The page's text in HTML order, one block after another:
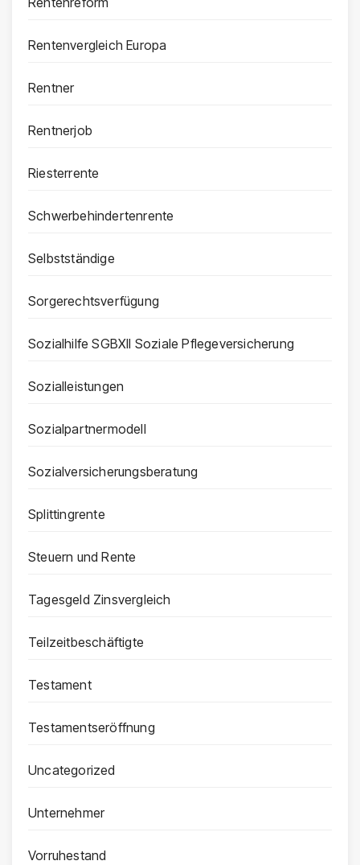
Rentenvergleich Europa
Rentner
Rentnerjob
Riesterrente
Schwerbehindertenrente
Selbstständige
Sorgerechtsverfügung
Sozialhilfe SGBXII Soziale Pflegeversicherung
Sozialleistungen
Sozialpartnermodell
Sozialversicherungsberatung
Splittingrente
Steuern und Rente
Tagesgeld Zinsvergleich
Teilzeitbeschäftigte
Testament
Testamentseröffnung
Uncategorized
Unternehmer
Vorruhestand